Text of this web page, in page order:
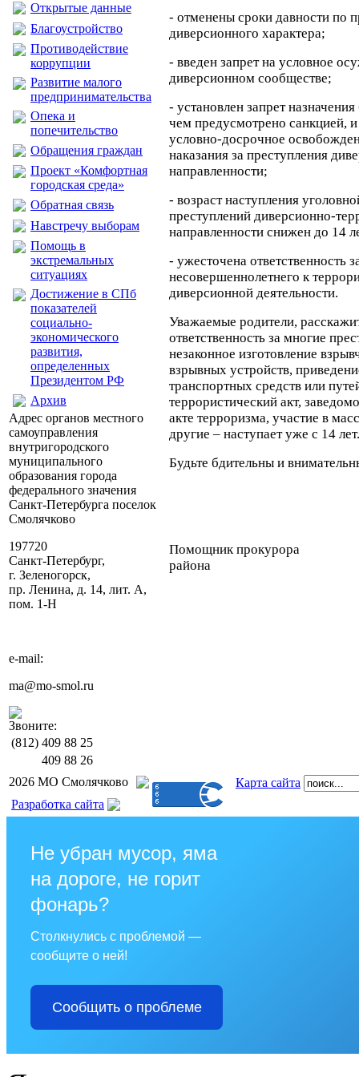
Открытые данные
Благоустройство
Противодействие
коррупции
Развитие малого
предпринимательства
Опека и
попечительство
Обращения граждан
Проект «Комфортная
городская среда»
Обратная связь
Навстречу выборам
Помощь в
экстремальных
ситуациях
Достижение в СПб
показателей
социально-
экономического
развития,
определенных
Президентом РФ
Архив
Адрес органов местного
самоуправления
внутригородского
муниципального
образования города
федерального значения
Санкт-Петербурга поселок
Смолячково
197720
Санкт-Петербург,
г. Зеленогорск,
пр. Ленина, д. 14, лит. А,
пом. 1-Н
e-mail:
ma@mo-smol.ru
Звоните:
(812) 409 88 25
409 88 26
- отменены сроки давности по
диверсионного характера;
- введен запрет на условное
диверсионном сообществе;
- установлен запрет
чем предусмотрено санкцией,
условно-досрочное
наказания за преступления
направленности;
- возраст наступления
преступлений диверсионно-
направленности снижен до 14
- ужесточена ответственность
несовершеннолетнего к
диверсионной деятельности.
Уважаемые родители,
ответственность за многие
незаконное изготовление
взрывных устройств,
транспортных средств или
террористический акт,
акте терроризма, участие в
другие – наступает уже с 14 лет.
Будьте бдительны и
Помощник прокурора
района О.И.
2026 МО Смолячково
Карта сайта
Разработка сайта
Не убран мусор, яма
на дороге, не горит
фонарь?
Столкнулись с проблемой —
сообщите о ней!
Сообщить о проблеме